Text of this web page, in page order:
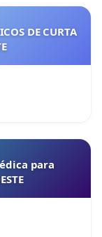
DE CURTA
para